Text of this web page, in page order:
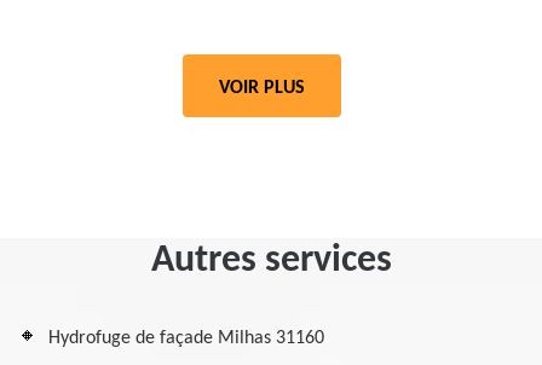
VOIR PLUS
Autres services
Hydrofuge de façade Milhas 31160